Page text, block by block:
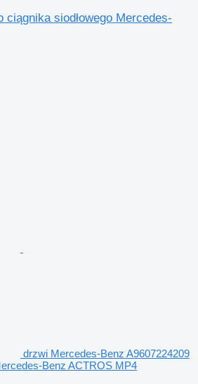
ciągnika siodłowego Mercedes-
drzwi Mercedes-Benz A9607224209
Benz ACTROS MP4